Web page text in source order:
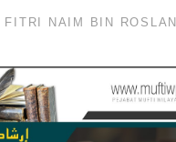
FITRI NAIM BIN ROSLAN